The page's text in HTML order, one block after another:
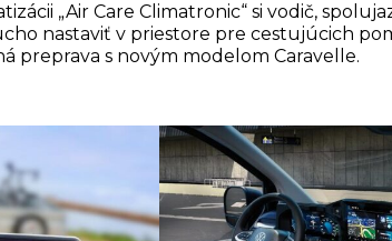
„Air Care Climatronic“ si vodič,
nastaviť v priestore pre cestujúcich
preprava s novým modelom Caravelle.